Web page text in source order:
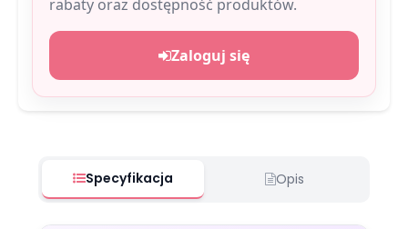
rabaty oraz dostępność produktów.
Zaloguj się
Specyfikacja Opis